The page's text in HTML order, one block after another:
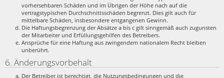
vorhersehbaren Schäden und im Übrigen der Höhe nach auf die
vertragstypischen Durchschnittsschäden begrenzt. Dies gilt auch für
mittelbare Schäden, insbesondere entgangenen Gewinn.
Die Haftungsbegrenzung der Absätze a bis c gilt sinngemäß auch zugunsten
der Mitarbeiter und Erfüllungsgehilfen des Betreibers.
Ansprüche für eine Haftung aus zwingendem nationalem Recht bleiben
unberührt.
6. Änderungsvorbehalt
Der Betreiber ist berechtigt, die Nutzungsbedingungen und die